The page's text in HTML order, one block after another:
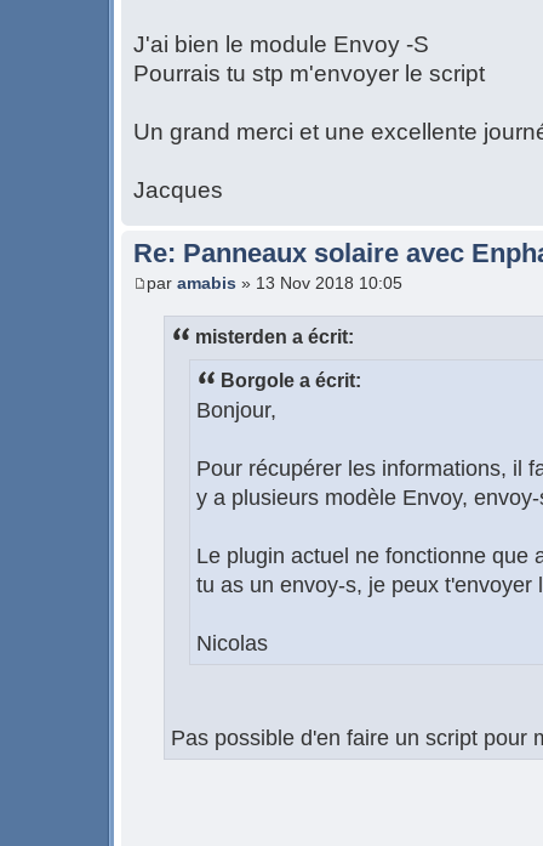
J'ai bien le module Envoy -S
Pourrais tu stp m'envoyer le script
Un grand merci et une excellente
Jacques
Re: Panneaux solaire avec
par amabis » 13 Nov 2018 10:05
misterden a écrit:
Borgole a écrit:
Bonjour,
Pour récupérer les informations, il
y a plusieurs modèle Envoy,
Le plugin actuel ne fonctionne que
tu as un envoy-s, je peux t'envoyer
Nicolas
Pas possible d'en faire un script pour